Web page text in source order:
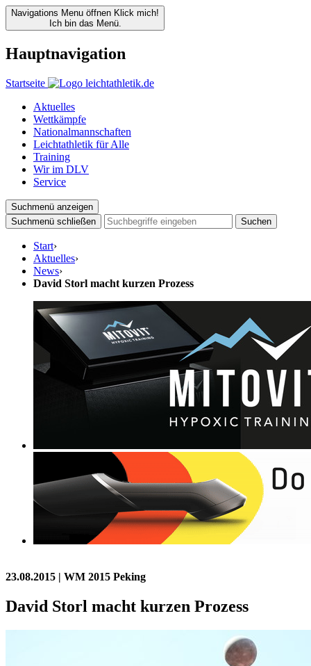
Navigations Menu öffnen Klick mich!
Ich bin das Menü.
Hauptnavigation
Startseite
Aktuelles
Wettkämpfe
Nationalmannschaften
Leichtathletik für Alle
Training
Wir im DLV
Service
Suchmenü anzeigen
Suchmenü schließen
Suchen
Start›
Aktuelles›
News›
David Storl macht kurzen Prozess
23.08.2015 | WM 2015 Peking
David Storl macht kurzen Prozess